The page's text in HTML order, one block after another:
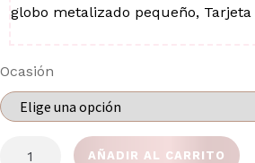
globo metalizado pequeño,
Ocasión
AÑADIR AL CARRITO